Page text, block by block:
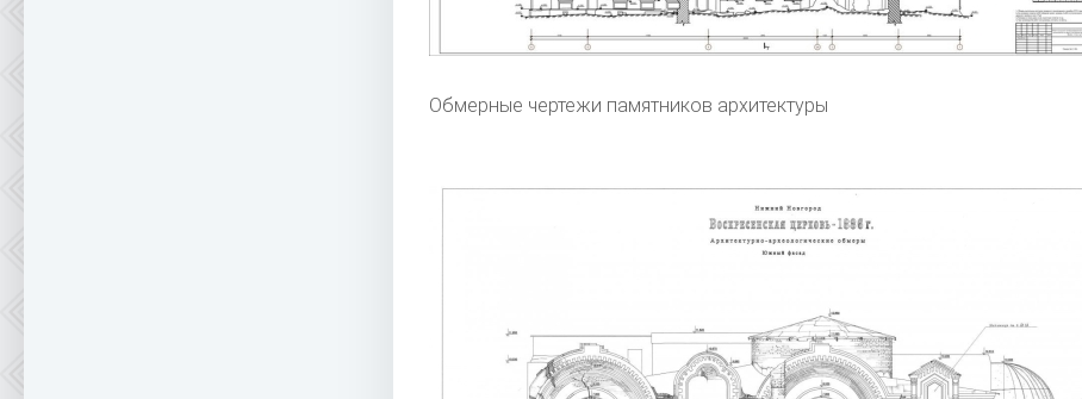
Обмерные чертежи памятников архитектуры